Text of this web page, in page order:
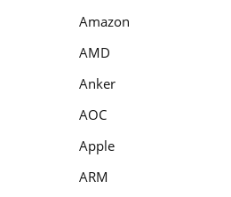
Amazon
AMD
Anker
AOC
Apple
ARM